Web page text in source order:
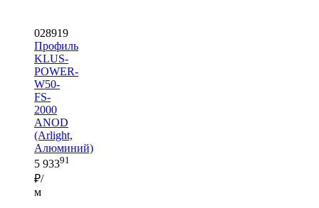
028919
Профиль
KLUS-
POWER-
W50-
FS-
2000
ANOD
(Arlight,
Алюминий)
5 93391
₽/
м